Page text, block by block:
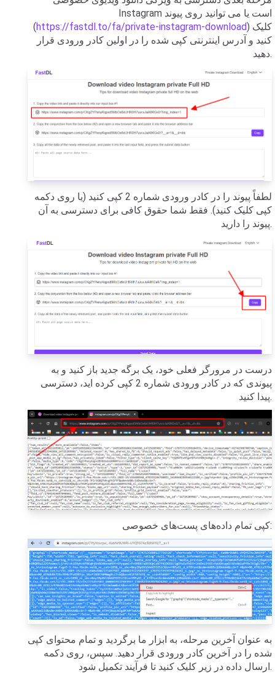
Instagram است یا می توانید روی پیوند
(https://fastdl.to/fa/private-instagram-download) کلیک
کنید و آدرس اینترنتی کپی شده را در اولین کادر ورودی قرار
دهید.
لطفاً پیوند را در کادر ورودی شماره 2 کپی کنید (یا روی دکمه
کپی کلیک کنید). فقط شما حقوق کافی برای دسترسی به آن
پیوند را دارید.
درست در مرورگر فعلی خود، یک برگه جدید باز کنید و به
پیوندی که در کادر ورودی شماره 2 کپی کرده اید، دسترسی
پیدا کنید.
کپی تمام داده‌های پست‌های خصوصی:
به عنوان آخرین مرحله، به ابزار ما برگردید و تمام محتوای کپی
شده را در آخرین کادر ورودی قرار دهید. سپس، روی دکمه
ارسال داده در زیر کلیک کنید تا فرآیند تکمیل شود.